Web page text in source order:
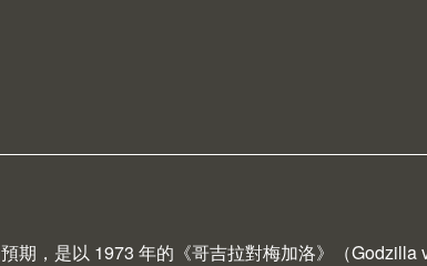
期，是以 1973 年的《哥吉拉對梅加洛》（Godzilla